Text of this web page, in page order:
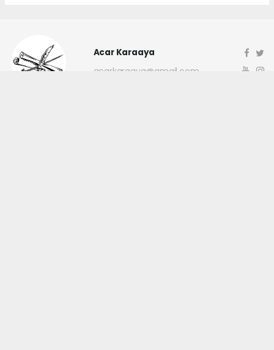
Acar Karaaya
acarkaraaya@gmail.com